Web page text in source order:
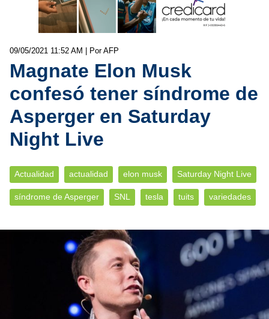
09/05/2021 11:52 AM | Por AFP
Magnate Elon Musk
confesó tener síndrome de
Asperger en Saturday
Night Live
Actualidad actualidad elon musk Saturday Night Live
síndrome de Asperger SNL tesla tuits variedades